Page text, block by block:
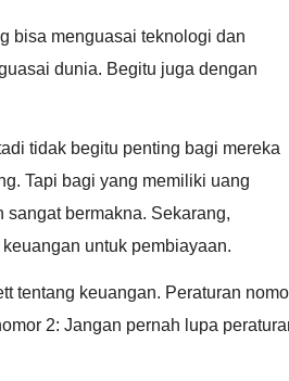
bisa menguasai teknologi dan
dunia. Begitu juga dengan
tidak begitu penting bagi mereka
Tapi bagi yang memiliki uang
sangat bermakna. Sekarang,
untuk pembiayaan.
tentang keuangan. Peraturan
2: Jangan pernah lupa